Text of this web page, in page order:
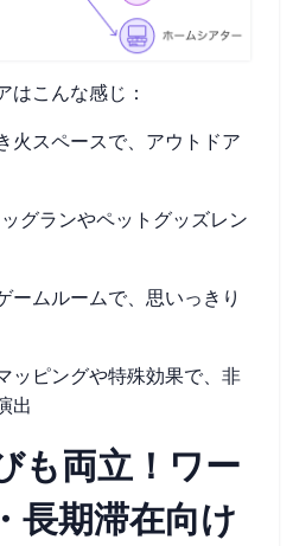
はこんな感じ：
火スペースで、アウトドア
グランやペットグッズレン
ームルームで、思いっきり
ッピングや特殊効果で、非
出
も両立！ワー
長期滞在向け